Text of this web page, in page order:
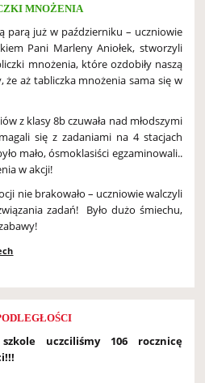
MNOŻENIA
parą już w październiku – uczniowie
Pani Marleny Aniołek, stworzyli
mnożenia, które ozdobiły naszą
że aż tabliczka mnożenia sama się w
z klasy 8b czuwała nad młodszymi
się z zadaniami na 4 stacjach
mało, ósmoklasiści egzaminowali..
w akcji!
nie brakowało – uczniowie walczyli
zadań! Było dużo śmiechu,
uczciliśmy 106 rocznicę